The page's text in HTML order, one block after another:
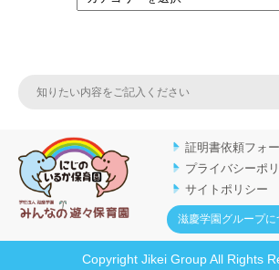
証明書依頼フォ
プライバシーポ
サイトポリシー
滋慶学園グループに
Copyright Jikei Group All Rights